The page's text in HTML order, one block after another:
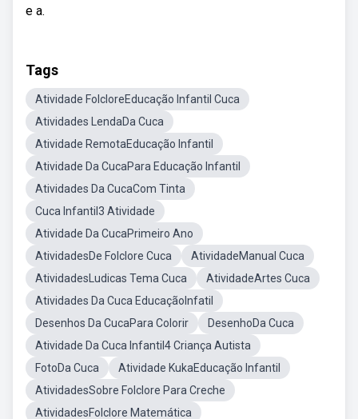
e a.
Tags
Atividade FolcloreEducação Infantil Cuca
Atividades LendaDa Cuca
Atividade RemotaEducação Infantil
Atividade Da CucaPara Educação Infantil
Atividades Da CucaCom Tinta
Cuca Infantil3 Atividade
Atividade Da CucaPrimeiro Ano
AtividadesDe Folclore Cuca
AtividadeManual Cuca
AtividadesLudicas Tema Cuca
AtividadeArtes Cuca
Atividades Da Cuca EducaçãoInfatil
Desenhos Da CucaPara Colorir
DesenhoDa Cuca
Atividade Da Cuca Infantil4 Criança Autista
FotoDa Cuca
Atividade KukaEducação Infantil
AtividadesSobre Folclore Para Creche
AtividadesFolclore Matemática